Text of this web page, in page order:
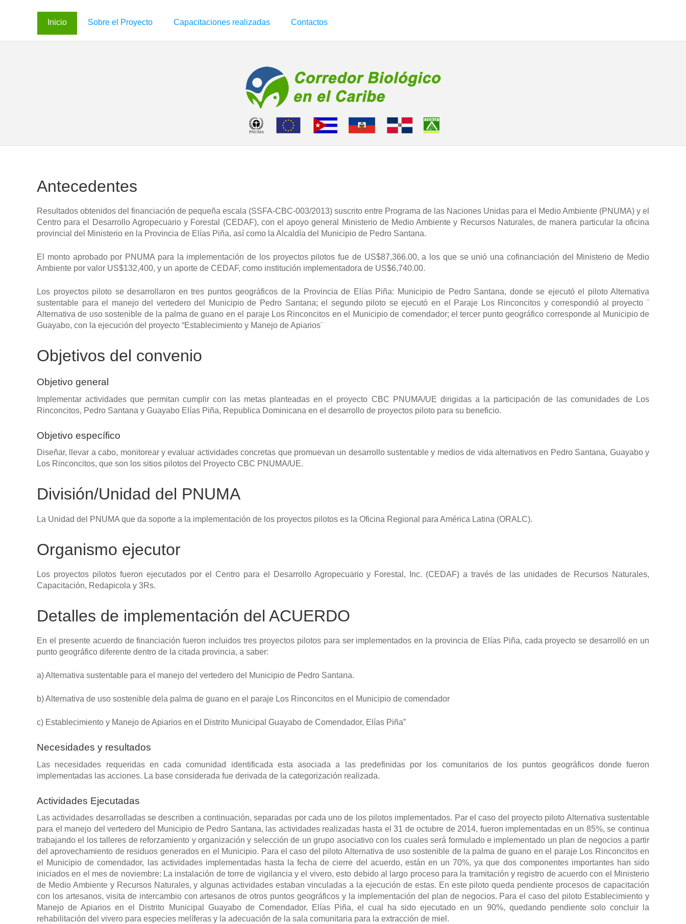
Inicio Sobre el Proyecto Capacitaciones realizadas Contactos
Antecedentes
Resultados obtenidos del financiación de pequeña escala (SSFA-CBC-003/2013) suscrito entre Programa de las Naciones Unidas para el Medio Ambiente (PNUMA) y el
Centro para el Desarrollo Agropecuario y Forestal (CEDAF), con el apoyo general Ministerio de Medio Ambiente y Recursos Naturales, de manera particular la oficina
provincial del Ministerio en la Provincia de Elías Piña, así como la Alcaldía del Municipio de Pedro Santana.
El monto aprobado por PNUMA para la implementación de los proyectos pilotos fue de US$87,366.00, a los que se unió una cofinanciación del Ministerio de Medio
Ambiente por valor US$132,400, y un aporte de CEDAF, como institución implementadora de US$6,740.00.
Los proyectos piloto se desarrollaron en tres puntos geográficos de la Provincia de Elías Piña: Municipio de Pedro Santana, donde se ejecutó el piloto Alternativa
sustentable para el manejo del vertedero del Municipio de Pedro Santana; el segundo piloto se ejecutó en el Paraje Los Rinconcitos y correspondió al proyecto ¨
Alternativa de uso sostenible de la palma de guano en el paraje Los Rinconcitos en el Municipio de comendador; el tercer punto geográfico corresponde al Municipio de
Guayabo, con la ejecución del proyecto “Establecimiento y Manejo de Apiarios¨
Objetivos del convenio
Objetivo general
Implementar actividades que permitan cumplir con las metas planteadas en el proyecto CBC PNUMA/UE dirigidas a la participación de las comunidades de Los
Rinconcitos, Pedro Santana y Guayabo Elías Piña, Republica Dominicana en el desarrollo de proyectos piloto para su beneficio.
Objetivo específico
Diseñar, llevar a cabo, monitorear y evaluar actividades concretas que promuevan un desarrollo sustentable y medios de vida alternativos en Pedro Santana, Guayabo y
Los Rinconcitos, que son los sitios pilotos del Proyecto CBC PNUMA/UE.
División/Unidad del PNUMA
La Unidad del PNUMA que da soporte a la implementación de los proyectos pilotos es la Oficina Regional para América Latina (ORALC).
Organismo ejecutor
Los proyectos pilotos fueron ejecutados por el Centro para el Desarrollo Agropecuario y Forestal, Inc. (CEDAF) a través de las unidades de Recursos Naturales,
Capacitación, Redapicola y 3Rs.
Detalles de implementación del ACUERDO
En el presente acuerdo de financiación fueron incluidos tres proyectos pilotos para ser implementados en la provincia de Elías Piña, cada proyecto se desarrolló en un
punto geográfico diferente dentro de la citada provincia, a saber:
a) Alternativa sustentable para el manejo del vertedero del Municipio de Pedro Santana.
b) Alternativa de uso sostenible dela palma de guano en el paraje Los Rinconcitos en el Municipio de comendador
c) Establecimiento y Manejo de Apiarios en el Distrito Municipal Guayabo de Comendador, Elías Piña”
Necesidades y resultados
Las necesidades requeridas en cada comunidad identificada esta asociada a las predefinidas por los comunitarios de los puntos geográficos donde fueron
implementadas las acciones. La base considerada fue derivada de la categorización realizada.
Actividades Ejecutadas
Las actividades desarrolladas se describen a continuación, separadas por cada uno de los pilotos implementados. Par el caso del proyecto piloto Alternativa sustentable
para el manejo del vertedero del Municipio de Pedro Santana, las actividades realizadas hasta el 31 de octubre de 2014, fueron implementadas en un 85%, se continua
trabajando el los talleres de reforzamiento y organización y selección de un grupo asociativo con los cuales será formulado e implementado un plan de negocios a partir
del aprovechamiento de residuos generados en el Municipio. Para el caso del piloto Alternativa de uso sostenible de la palma de guano en el paraje Los Rinconcitos en
el Municipio de comendador, las actividades implementadas hasta la fecha de cierre del acuerdo, están en un 70%, ya que dos componentes importantes han sido
iniciados en el mes de noviembre: La instalación de torre de vigilancia y el vivero, esto debido al largo proceso para la tramitación y registro de acuerdo con el Ministerio
de Medio Ambiente y Recursos Naturales, y algunas actividades estaban vinculadas a la ejecución de estas. En este piloto queda pendiente procesos de capacitación
con los artesanos, visita de intercambio con artesanos de otros puntos geográficos y la implementación del plan de negocios. Para el caso del piloto Establecimiento y
Manejo de Apiarios en el Distrito Municipal Guayabo de Comendador, Elías Piña, el cual ha sido ejecutado en un 90%, quedando pendiente solo concluir la
rehabilitación del vivero para especies melíferas y la adecuación de la sala comunitaria para la extracción de miel.